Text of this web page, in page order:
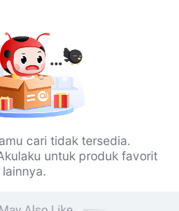
cari tidak tersedia.
untuk produk favorit
lainnya.